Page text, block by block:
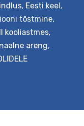
, Eesti keel,
tõstmine,
kooliastmes,
areng,